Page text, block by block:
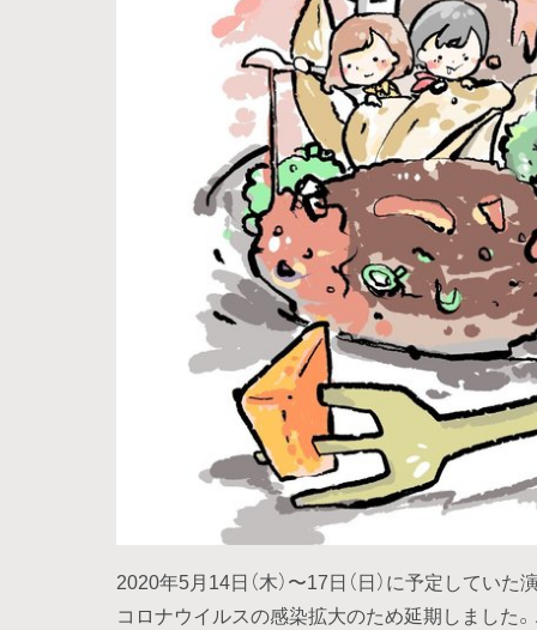
2020年5月14日（木）〜17日（日）に予定してい
コロナウイルスの感染拡大のため延期しました